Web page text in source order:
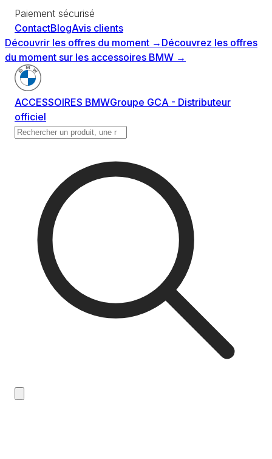
Paiement sécurisé
ContactBlogAvis clients
Découvrir les offres du moment → Découvrez les offres
du moment sur les accessoires BMW →
ACCESSOIRES BMWGroupe GCA - Distributeur
officiel